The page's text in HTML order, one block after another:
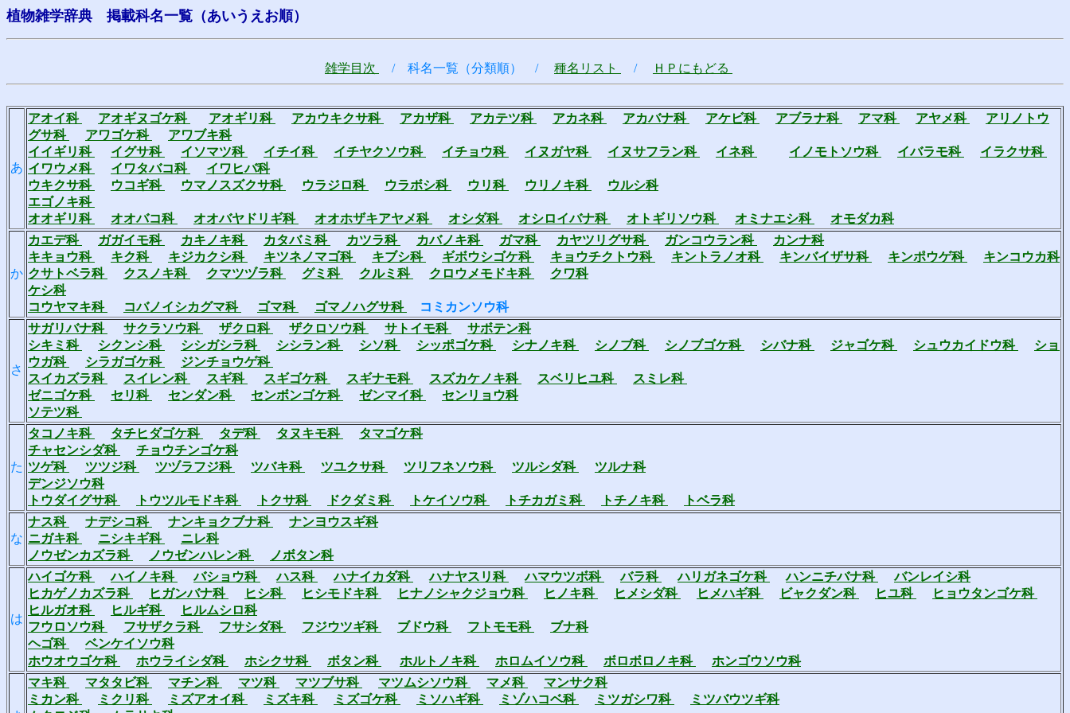
植物雑学辞典 掲載科名一覧（あいうえお順）
雑学目次 / 科名一覧（分類順） / 種名リスト / ＨＰにもどる
あ
アオイ科 アオギヌゴケ科 アオギリ科 アカウキクサ科 アカザ科 アカテツ科 アカネ科 アカバナ科 アケビ科 アブラナ科 アマ科 アヤメ科
アリノトウ
グサ科
アワゴケ科
アワブキ科
イイギリ科
イグサ科 イソマツ科 イチイ科 イチヤクソウ科 イチョウ科 イヌガヤ科 イヌサフラン科 イネ科 イノモトソウ科 イバラモ科
イラクサ科
イワウメ科
イワタバコ科
イワヒバ科
ウキクサ科
ウコギ科 ウマノスズクサ科 ウラジロ科 ウラボシ科 ウリ科 ウリノキ科
ウルシ科
エゴノキ科
オオギリ科
オオバコ科 オオバヤドリギ科 オオホザキアヤメ科 オシダ科 オシロイバナ科 オトギリソウ科 オミナエシ科 オモダカ科
か
カエデ科 ガガイモ科 カキノキ科 カタバミ科 カツラ科 カバノキ科 ガマ科 カヤツリグサ科 ガンコウラン科
カンナ科
キキョウ科
キク科 キジカクシ科 キツネノマゴ科 キブシ科 ギボウシゴケ科 キョウチクトウ科 キントラノオ科 キンバイザサ科 キンポウゲ科
キンコウカ科
クサトベラ科
クスノキ科 クマツヅラ科 グミ科 クルミ科 クロウメモドキ科
クワ科
ケシ科
コウヤマキ科
コバノイシカグマ科 ゴマ科 ゴマノハグサ科 コミカンソウ科
さ
サガリバナ科 サクラソウ科 ザクロ科 ザクロソウ科 サトイモ科
サボテン科
シキミ科
シクンシ科 シシガシラ科 シシラン科 シソ科 シッポゴケ科 シナノキ科 シノブ科 シノブゴケ科 シバナ科 ジャゴケ科 シュウカイドウ科
ショ
ウガ科
シラガゴケ科
ジンチョウゲ科
スイカズラ科
スイレン科 スギ科 スギゴケ科 スギナモ科 スズカケノキ科 スベリヒユ科
スミレ科
ゼニゴケ科
セリ科 センダン科 センボンゴケ科 ゼンマイ科
センリョウ科
ソテツ科
た
タコノキ科 タチヒダゴケ科 タデ科 タヌキモ科
タマゴケ科
チャセンシダ科
チョウチンゴケ科
ツゲ科
ツツジ科 ツヅラフジ科 ツバキ科 ツユクサ科 ツリフネソウ科 ツルシダ科
ツルナ科
デンジソウ科
トウダイグサ科
トウツルモドキ科 トクサ科 ドクダミ科 トケイソウ科 トチカガミ科 トチノキ科 トベラ科
な
ナス科 ナデシコ科 ナンキョクブナ科
ナンヨウスギ科
ニガキ科
ニシキギ科
ニレ科
ノウゼンカズラ科
ノウゼンハレン科 ノボタン科
は
ハイゴケ科 ハイノキ科 バショウ科 ハス科 ハナイカダ科 ハナヤスリ科 ハマウツボ科 バラ科 ハリガネゴケ科 ハンニチバナ科
バンレイシ科
ヒカゲノカズラ科
ヒガンバナ科 ヒシ科 ヒシモドキ科 ヒナノシャクジョウ科 ヒノキ科 ヒメシダ科 ヒメハギ科 ビャクダン科 ヒユ科
ヒョウタンゴケ科
ヒルガオ科
ヒルギ科
ヒルムシロ科
フウロソウ科
フサザクラ科 フサシダ科 フジウツギ科 ブドウ科 フトモモ科
ブナ科
ヘゴ科
ベンケイソウ科
ホウオウゴケ科
ホウライシダ科 ホシクサ科 ボタン科 ホルトノキ科 ホロムイソウ科 ボロボロノキ科 ホンゴウソウ科
マキ科 マタタビ科 マチン科 マツ科 マツブサ科 マツムシソウ科 マメ科
マンサク科
ミカン科
ミクリ科 ミズアオイ科 ミズキ科 ミズゴケ科 ミソハギ科 ミゾハコベ科 ミツガシワ科
ミツバウツギ科